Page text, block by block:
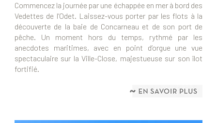
Commencez la journée par une échappée en mer à bord des
Vedettes de l’Odet. Laissez-vous porter par les flots à la
découverte de la baie de Concarneau et de son port de
pêche. Un moment hors du temps, rythmé par les
anecdotes maritimes, avec en point d’orgue une vue
spectaculaire sur la Ville-Close, majestueuse sur son îlot
fortifié.